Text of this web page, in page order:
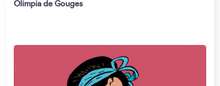
Olimpia de Gouges